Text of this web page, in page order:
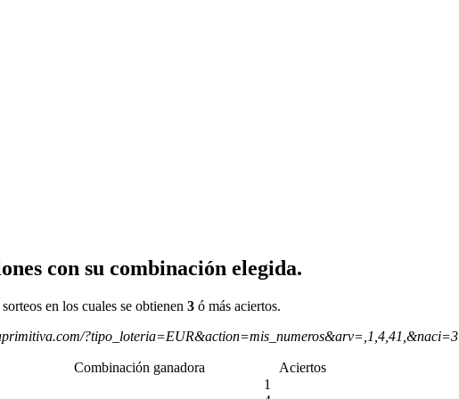
con su combinación elegida.
en los cuales se obtienen 3 ó más aciertos.
?tipo_loteria=EUR&action=mis_numeros&arv=,1,4,41,&naci=3
Combinación ganadora
Aciertos
1